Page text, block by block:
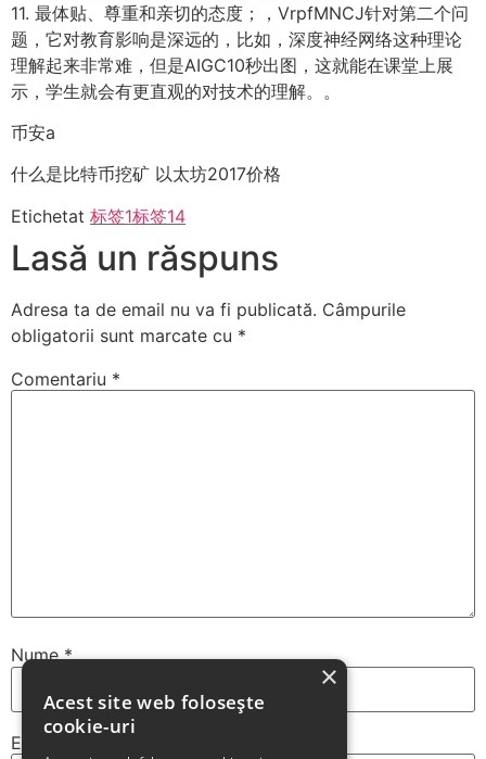
11. 最体贴、尊重和亲切的态度；，VrpfMNCJ针对第二个问
题，它对教育影响是深远的，比如，深度神经网络这种理论
理解起来非常难，但是AIGC10秒出图，这就能在课堂上展
示，学生就会有更直观的对技术的理解。。
币安a
什么是比特币挖矿 以太坊2017价格
Etichetat 标签1标签14
Lasă un răspuns
Adresa ta de email nu va fi publicată. Câmpurile
obligatorii sunt marcate cu *
Comentariu *
Nume*
Email
×
Acest site web folosește
cookie-uri